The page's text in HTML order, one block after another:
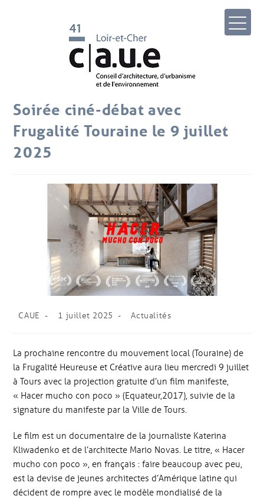
Soirée ciné-débat avec
Frugalité Touraine le 9 juillet
2025
CAUE 1 juillet 2025 Actualités
La prochaine rencontre du mouvement local (Touraine) de
la Frugalité Heureuse et Créative aura lieu mercredi 9 juillet
à Tours avec la projection gratuite d’un film manifeste,
« Hacer mucho con poco » (Equateur,2017), suivie de la
signature du manifeste par la Ville de Tours.
Le film est un documentaire de la journaliste Katerina
Kliwadenko et de l’architecte Mario Novas. Le titre, « Hacer
mucho con poco », en français : faire beaucoup avec peu,
est la devise de jeunes architectes d’Amérique latine qui
décident de rompre avec le modèle mondialisé de la